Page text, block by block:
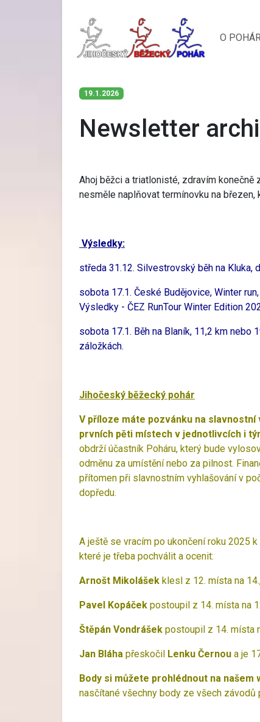
O
19.1.2026
Newsletter
Ahoj běžci a triatlonisté, zdravím
nesměle naplňovat termínovku na
Výsledky:
středa 31.12. Silvestrovský běh na Kluka,
sobota 17.1. České Budějovice, Winter
Výsledky - ČEZ RunTour Winter Edition
sobota 17.1. Běh na Blaník, 11,2 km nebo
záložkách.
Jihočeský běžecký pohár
V příloze máte pozvánku na
prvních pěti místech v jednotlivcích i
obdrží účastník Poháru, který bude
odměnu za umístění nebo za pilnost.
přítomen při slavnostním vyhlašování v
dopředu.
A ještě se vracím po ukončení roku 2025
které je třeba pochválit a ocenit:
Arnošt Mikolášek klesl z 12. místa na
Pavel Kopáček postoupil z 14. místa na
Štěpán Vondrášek postoupil z 14. místa
Jan Bláha přeskočil Lenku Černou a je
Body si můžete prohlédnout na našem
nasčítané všechny body ze všech